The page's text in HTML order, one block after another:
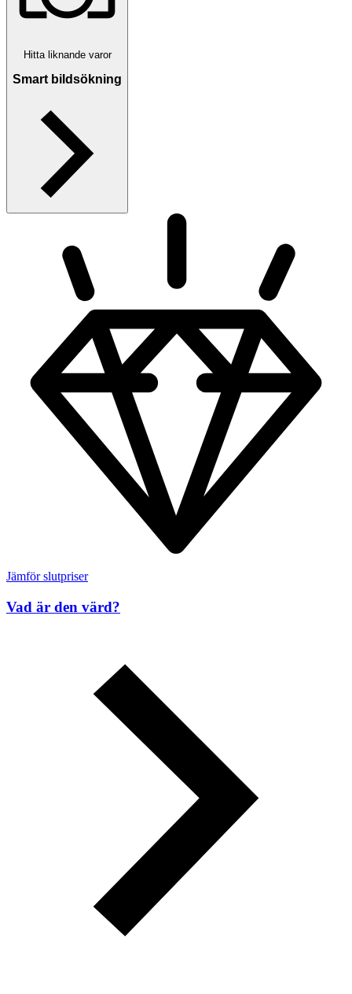
Hitta liknande varor
Smart bildsökning
Jämför slutpriser
Vad är den värd?